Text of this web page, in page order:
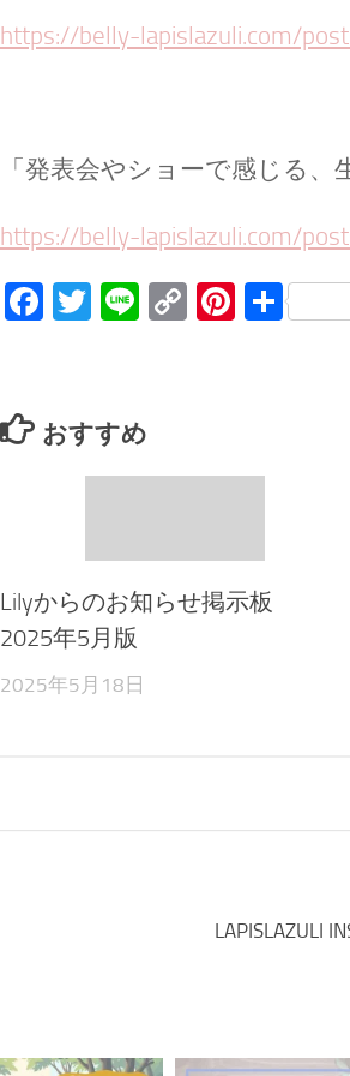
https://belly-lapislazuli.com/
「発表会やショーで感じる、
https://belly-lapislazuli.com/
Facebook
Twitter
LineCopy 共
おすすめ
Lilyからのお知らせ掲示板
2025年5月版
2025年5月18日
LAPISLAZULI